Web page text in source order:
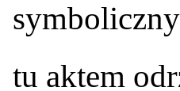
tu aktem